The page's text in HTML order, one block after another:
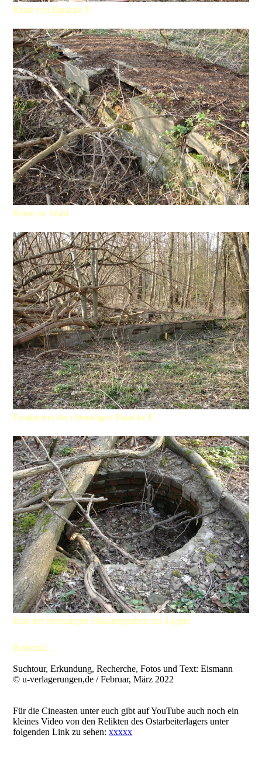
Reste von Baracke F
Beton im Wald
Fundament der ehemaligen Baracke E
Eine der ehemaligen Fäkaliengruben des Lagers
Betontod...
Suchtour, Erkundung, Recherche, Fotos und Text: Eismann
© u-verlagerungen,de / Februar, März 2022
Für die Cineasten unter euch gibt auf YouTube auch noch ein
kleines Video von den Relikten des Ostarbeiterlagers unter
folgenden Link zu sehen:xxxxx